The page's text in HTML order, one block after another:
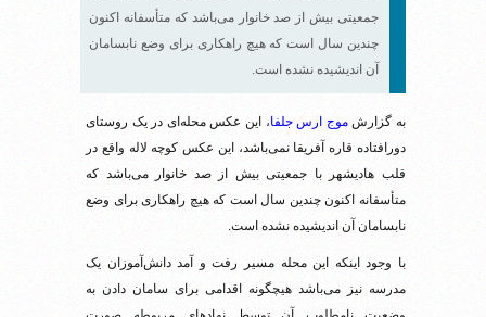
جمعیتی بیش از صد خانوار می‌باشد که متأسفانه اکنون
چندین سال است که هیچ راهکاری برای وضع نابسامان
آن اندیشیده نشده است.
به گزارشموج ارس جلفا، این عکس محله‌ای در یک روستای
دورافتاده قاره آفریقا نمی‌باشد، این عکس کوچه لاله واقع در
قلب هادیشهر با جمعیتی بیش از صد خانوار می‌باشد که
متأسفانه اکنون چندین سال است که هیچ راهکاری برای وضع
نابسامان آن اندیشیده نشده است.
با وجود اینکه این محله مسیر رفت و آمد دانش‌آموزان یک
مدرسه نیز می‌باشد هیچگونه اقدامی برای سامان دادن به